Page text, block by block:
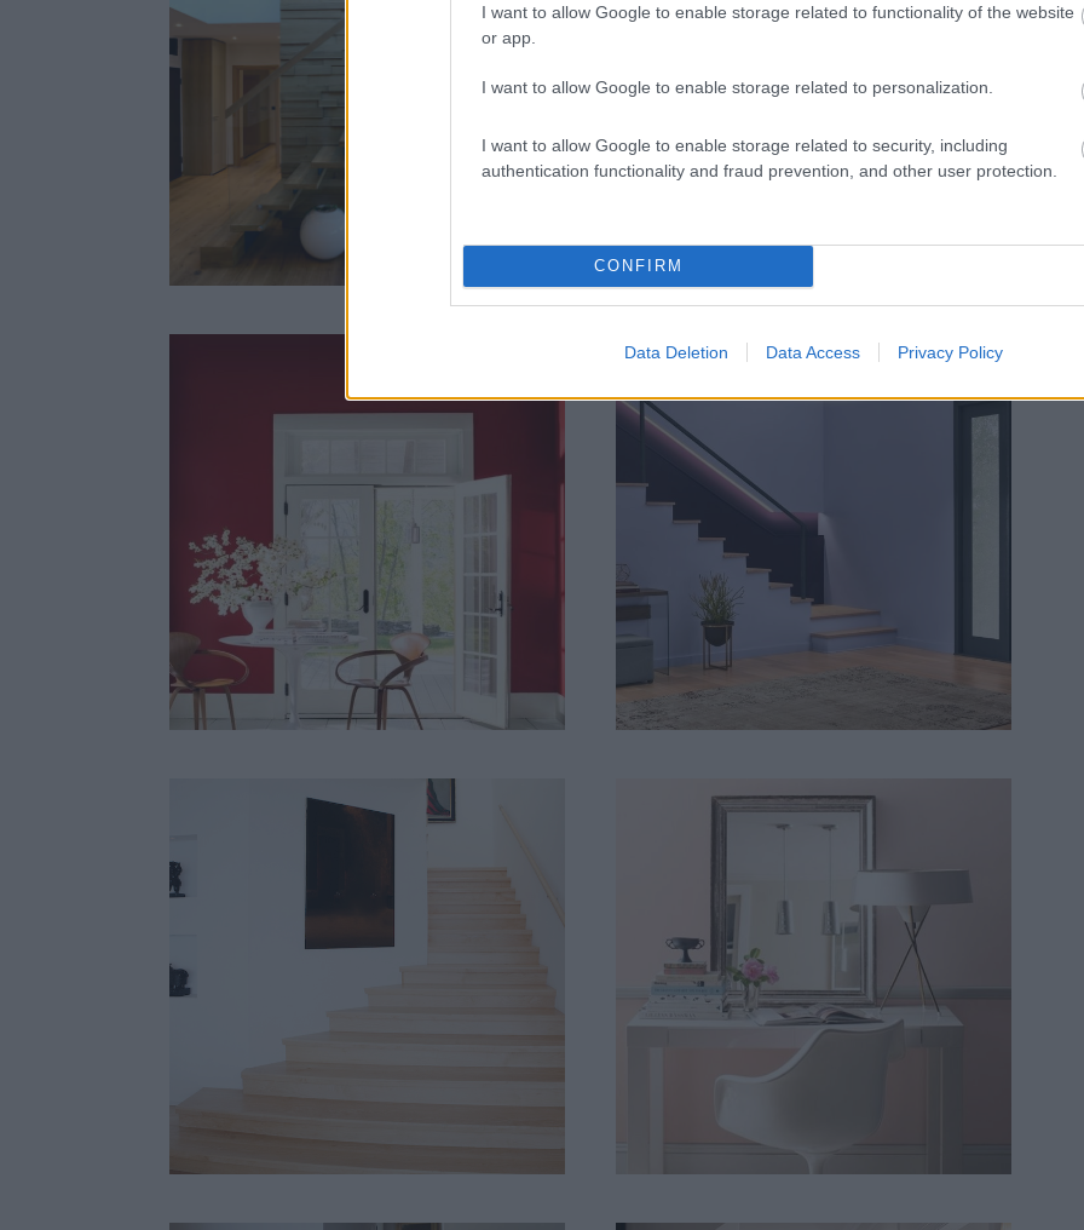
I want to allow Google to enable storage related to functionality of the website
or app.
I want to allow Google to enable storage related to personalization.
I want to allow Google to enable storage related to security, including
authentication functionality and fraud prevention, and other user protection.
CONFIRM
Data Deletion Data Access Privacy Policy